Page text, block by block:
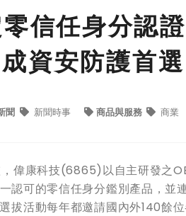
信任身分認
資安防護首選
聞 新聞時事 商品與服務 商業
偉康科技(6865)以自主研發之
認可的零信任身分鑑別產品，並
拔活動每年都邀請國內外140餘